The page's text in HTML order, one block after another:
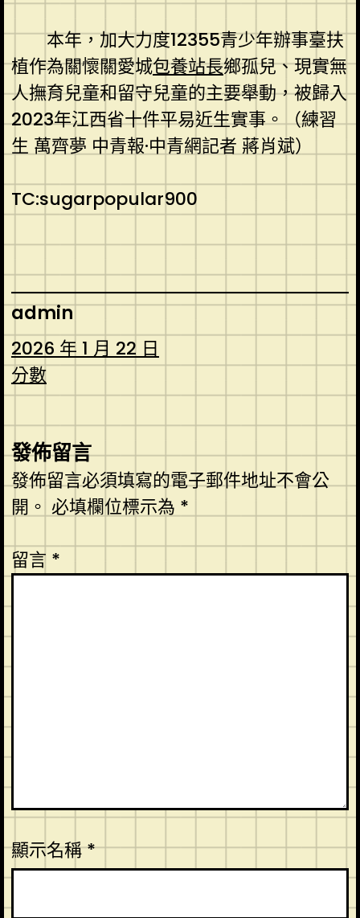
本年，加大力度12355青少年辦事臺扶
植作為關懷關愛城包養站長鄉孤兒、現實無
人撫育兒童和留守兒童的主要舉動，被歸入
2023年江西省十件平易近生實事。（練習
生 萬齊夢 中青報·中青網記者 蔣肖斌）
TC:sugarpopular900
admin
2026 年 1 月 22 日
分數
發佈留言
發佈留言必須填寫的電子郵件地址不會公
開。 必填欄位標示為 *
留言 *
顯示名稱*